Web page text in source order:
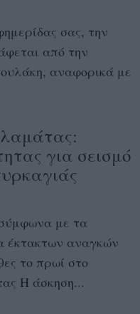
σας, την
από την
αναφορικά με
για σεισμό
με τα
έκτακτων αναγκών
το πρωί στο
Η άσκηση...